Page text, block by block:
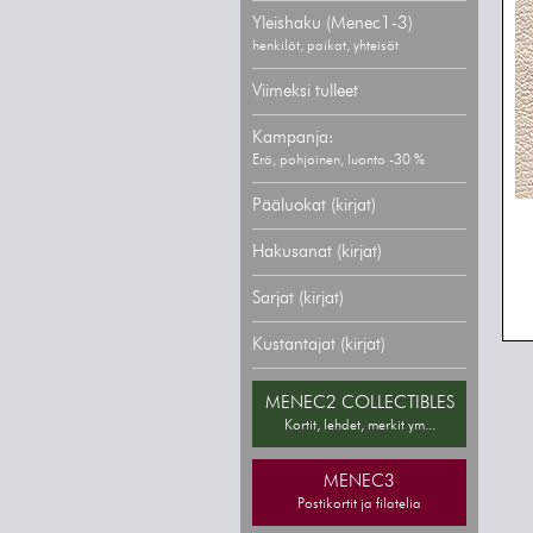
Yleishaku (Menec1-3)
henkilöt, paikat, yhteisöt
Viimeksi tulleet
Kampanja:
Erä, pohjoinen, luonto -30 %
Pääluokat (kirjat)
Hakusanat (kirjat)
Sarjat (kirjat)
Kustantajat (kirjat)
MENEC2 COLLECTIBLES
Kortit, lehdet, merkit ym...
MENEC3
Postikortit ja filatelia